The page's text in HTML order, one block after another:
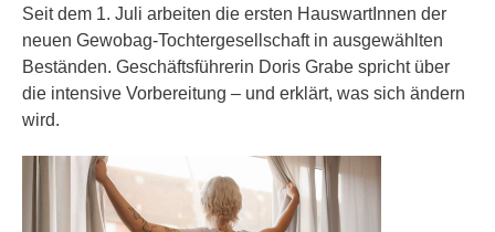
Seit dem 1. Juli arbeiten die ersten HauswartInnen der
neuen Gewobag-Tochtergesellschaft in ausgewählten
Beständen. Geschäftsführerin Doris Grabe spricht über
die intensive Vorbereitung – und erklärt, was sich ändern
wird.